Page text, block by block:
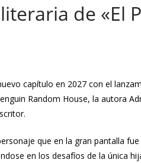
de «El
capítulo en 2027 con el
Random House, la autora
que en la gran pantalla
en los desafíos de la única